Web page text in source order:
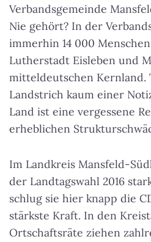
Verbandsgemeinde
Nie gehört? In der
immerhin 14 000
Lutherstadt Eisleben und
mitteldeutschen Kernland.
Landstrich kaum einer
Land ist eine vergessene
erheblichen
Im Landkreis Mansfeld-
der Landtagswahl 2016
schlug sie hier knapp die
stärkste Kraft. In den
Ortschaftsräte ziehen